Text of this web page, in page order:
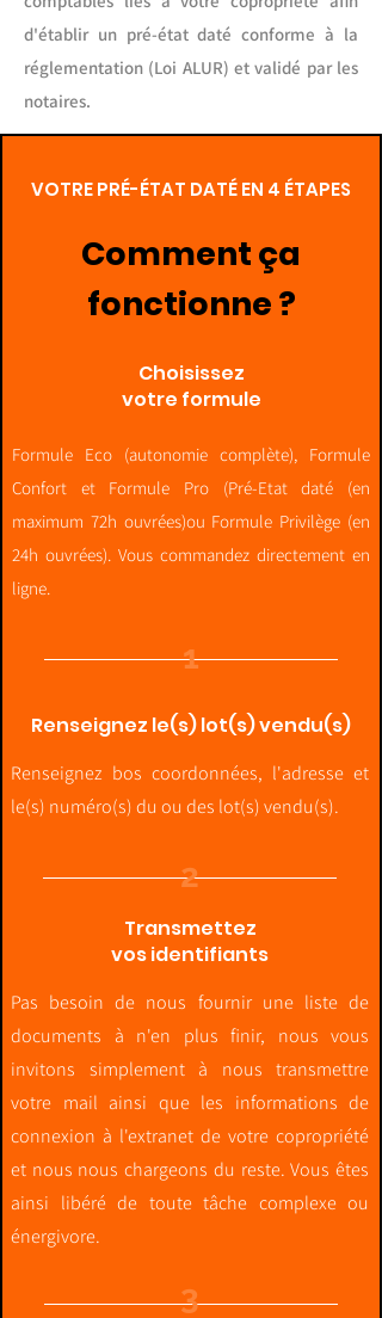
d'établir un pré-état daté conforme à la
réglementation (Loi ALUR) et validé par les
notaires.
VOTRE PRÉ-ÉTAT DATÉ EN 4 ÉTAPES
Comment ça
fonctionne ?
Choisissez
votre formule
Formule Eco (autonomie complète), Formule
Confort et Formule Pro (Pré-Etat daté (en
maximum 72h ouvrées)ou Formule Privilège (en
24h ouvrées). Vous commandez directement en
ligne.
1
Renseignez le(s) lot(s) vendu(s)
Renseignez bos coordonnées, l'adresse et
le(s) numéro(s) du ou des lot(s) vendu(s).
2
Transmettez
vos identifiants
Pas besoin de nous fournir une liste de
documents à n'en plus finir, nous vous
invitons simplement à nous transmettre
votre mail ainsi que les informations de
connexion à l'extranet de votre copropriété
et nous nous chargeons du reste.Vous êtes
ainsi libéré de toute tâche complexe ou
énergivore.
3